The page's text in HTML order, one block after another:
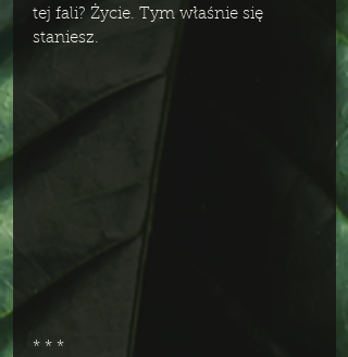
tej fali? Życie. Tym właśnie się
staniesz.
* * *